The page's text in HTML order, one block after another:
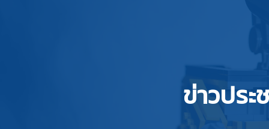
ข่าวปร